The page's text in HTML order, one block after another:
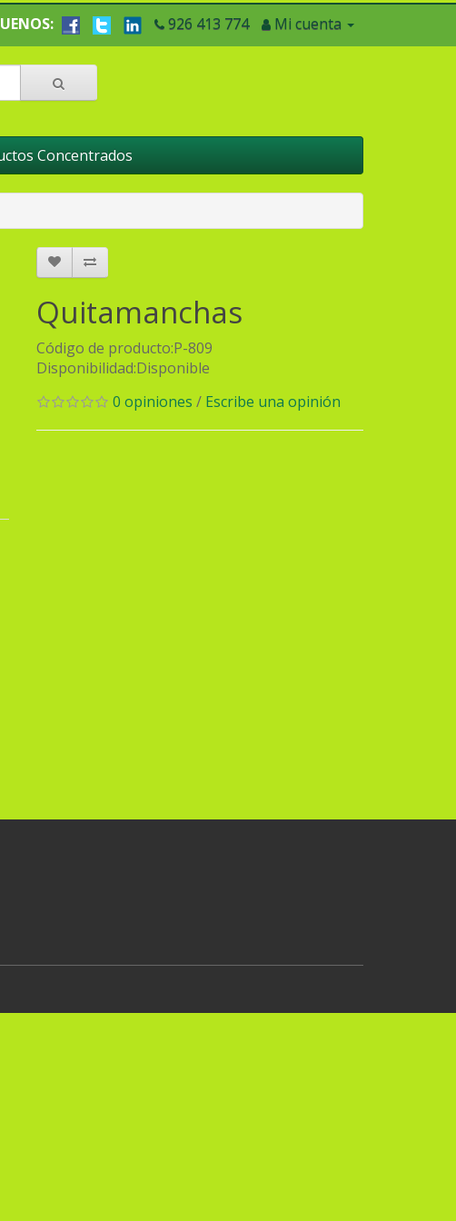
926 413 774 Mi cuenta
Concentrados
Quitamanchas
Código de producto:P-809
Disponibilidad:Disponible
0 opiniones / Escribe una opinión